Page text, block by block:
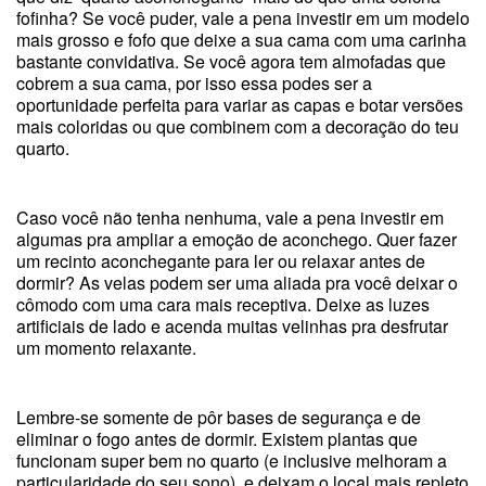
fofinha? Se você puder, vale a pena investir em um modelo
mais grosso e fofo que deixe a sua cama com uma carinha
bastante convidativa. Se você agora tem almofadas que
cobrem a sua cama, por isso essa podes ser a
oportunidade perfeita para variar as capas e botar versões
mais coloridas ou que combinem com a decoração do teu
quarto.
Caso você não tenha nenhuma, vale a pena investir em
algumas pra ampliar a emoção de aconchego. Quer fazer
um recinto aconchegante para ler ou relaxar antes de
dormir? As velas podem ser uma aliada pra você deixar o
cômodo com uma cara mais receptiva. Deixe as luzes
artificiais de lado e acenda muitas velinhas pra desfrutar
um momento relaxante.
Lembre-se somente de pôr bases de segurança e de
eliminar o fogo antes de dormir. Existem plantas que
funcionam super bem no quarto (e inclusive melhoram a